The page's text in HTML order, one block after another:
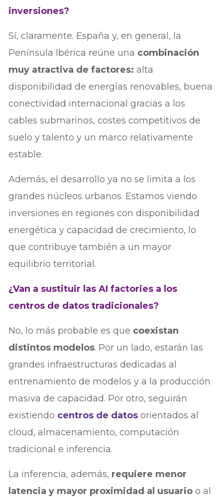
inversiones?
Sí, claramente. España y, en general, la
Península Ibérica reúne una combinación
muy atractiva de factores:alta
disponibilidad de energías renovables, buena
conectividad internacional gracias a los
cables submarinos, costes competitivos de
suelo y talento y un marco relativamente
estable.
Además, el desarrollo ya no se limita a los
grandes núcleos urbanos. Estamos viendo
inversiones en regiones con disponibilidad
energética y capacidad de crecimiento, lo
que contribuye también a un mayor
equilibrio territorial.
¿Van a sustituir las AI factories a los
centros de datos tradicionales?
No, lo más probable es que coexistan
distintos modelos. Por un lado, estarán las
grandes infraestructuras dedicadas al
entrenamiento de modelos y a la producción
masiva de capacidad. Por otro, seguirán
existiendo centros de datosorientados al
cloud, almacenamiento, computación
tradicional e inferencia.
La inferencia, además, requiere menor
latencia y mayor proximidad al usuario o al